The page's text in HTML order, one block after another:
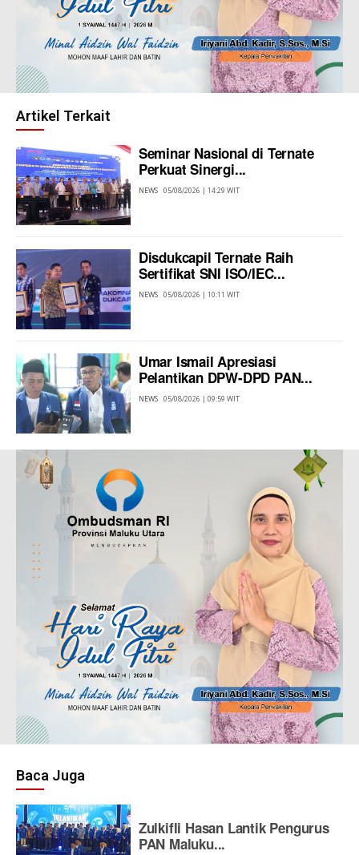
Artikel Terkait
Seminar Nasional di Ternate
Perkuat Sinergi...
NEWS 05/08/2026 | 14:29 WIT
Disdukcapil Ternate Raih
Sertifikat SNI ISO/IEC...
NEWS 05/08/2026 | 10:11 WIT
Umar Ismail Apresiasi
Pelantikan DPW-DPD PAN...
NEWS 05/08/2026 | 09:59 WIT
Baca Juga
Zulkifli Hasan Lantik Pengurus
PAN Maluku...